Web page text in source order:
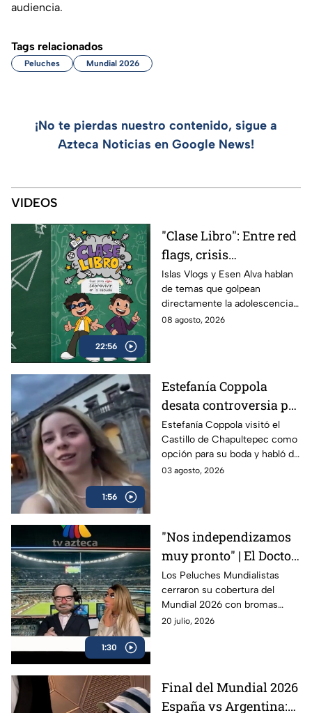
audiencia.
Tags relacionados
Peluches Mundial 2026
¡No te pierdas nuestro contenido, sigue a
Azteca Noticias en Google News!
VIDEOS
22:56
"Clase Libro": Entre red
flags, crisis
existenciales y
bullying: Así fue la
adolescencia de Islas
Vlogs y Esen Alva
Islas Vlogs y Esen Alva hablan
de temas que golpean
directamente la adolescencia;
entre red flags, crisis
08 agosto, 2026
1:56
Estefanía Coppola
desata controversia por
plan de boda en
Castillo de
Chapultepec; INAH
niega que se rente
Estefanía Coppola visitó el
Castillo de Chapultepec como
opción para su boda y habló de
una renta de un millón de
03 agosto, 2026
1:30
"Nos independizamos
muy pronto" | El Doctor
encuentra al culpable
de que México no
festejara con España el
título del Mundial:
Los Peluches Mundialistas
cerraron su cobertura del
Mundial 2026 con bromas
sobre Argentina, España,
20 julio, 2026
Final del Mundial 2026
España vs Argentina: